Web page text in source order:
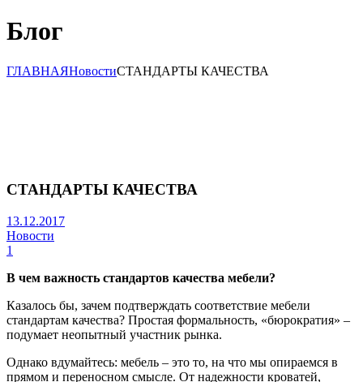
Блог
ГЛАВНАЯНовостиСТАНДАРТЫ КАЧЕСТВА
СТАНДАРТЫ КАЧЕСТВА
13.12.2017
Новости
1
В чем важность стандартов качества мебели?
Казалось бы, зачем подтверждать соответствие мебели
стандартам качества? Простая формальность, «бюрократия» –
подумает неопытный участник рынка.
Однако вдумайтесь: мебель – это то, на что мы опираемся в
прямом и переносном смысле. От надежности кроватей,